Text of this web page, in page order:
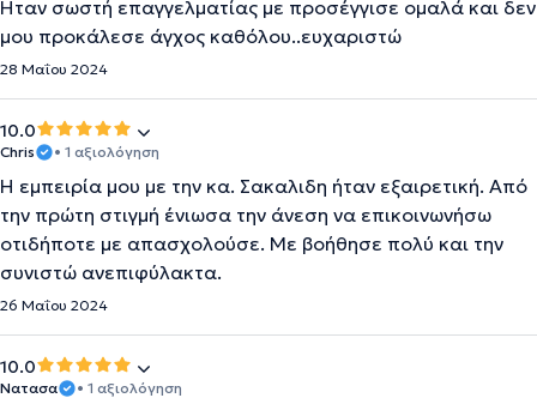
Ήταν σωστή επαγγελματίας με προσέγγισε ομαλά και δεν
μου προκάλεσε άγχος καθόλου..ευχαριστώ
28 Μαΐου 2024
10.0
Chris • 1 αξιολόγηση
Η εμπειρία μου με την κα. Σακαλιδη ήταν εξαιρετική. Από
την πρώτη στιγμή ένιωσα την άνεση να επικοινωνήσω
οτιδήποτε με απασχολούσε. Με βοήθησε πολύ και την
συνιστώ ανεπιφύλακτα.
26 Μαΐου 2024
10.0
Νατασα • 1 αξιολόγηση